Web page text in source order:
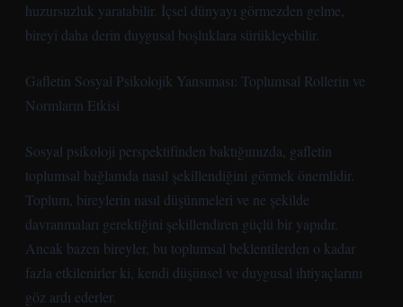
huzursuzluk yaratabilir. İçsel dünyayı görmezden gelme,
bireyi daha derin duygusal boşluklara sürükleyebilir.
Gafletin Sosyal Psikolojik Yansıması: Toplumsal Rollerin ve
Normların Etkisi
Sosyal psikoloji perspektifinden baktığımızda, gafletin
toplumsal bağlamda nasıl şekillendiğini görmek önemlidir.
Toplum, bireylerin nasıl düşünmeleri ve ne şekilde
davranmaları gerektiğini şekillendiren güçlü bir yapıdır.
Ancak bazen bireyler, bu toplumsal beklentilerden o kadar
fazla etkilenirler ki, kendi düşünsel ve duygusal ihtiyaçlarını
göz ardı ederler.